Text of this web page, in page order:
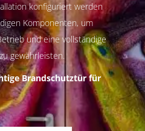
konfiguriert werden
Komponenten, um
und eine vollständige
gewährleisten.
Brandschutztür für